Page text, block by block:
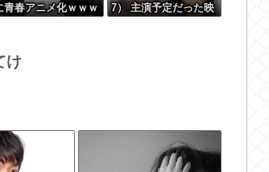
青春アニメ化ｗｗｗ
7） 主演予定だった映
け